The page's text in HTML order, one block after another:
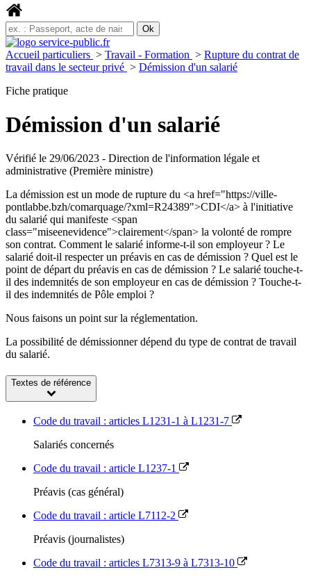
Accueil particuliers > Travail - Formation > Rupture du contrat de
travail dans le secteur privé > Démission d'un salarié
Fiche pratique
Démission d'un salarié
Vérifié le 29/06/2023 - Direction de l'information légale et
administrative (Première ministre)
La démission est un mode de rupture du <a href="https://ville-
pontlabbe.bzh/comarquage/?xml=R24389">CDI</a> à l'initiative
du salarié qui manifeste <span
class="miseenevidence">clairement</span> la volonté de rompre
son contrat. Comment le salarié informe-t-il son employeur ? Le
salarié doit-il respecter un préavis en cas de démission ? Quel est le
point de départ du préavis en cas de démission ? Le salarié touche-t-
il des indemnités de son employeur en cas de démission ? Touche-t-
il des indemnités de Pôle emploi ?
Nous faisons un point sur la réglementation.
La possibilité de démissionner dépend du type de contrat de travail
du salarié.
Textes de référence
Code du travail : articles L1231-1 à L1231-7
Salariés concernés
Code du travail : article L1237-1
Préavis (cas général)
Code du travail : article L7112-2
Préavis (journalistes)
Code du travail : articles L7313-9 à L7313-10